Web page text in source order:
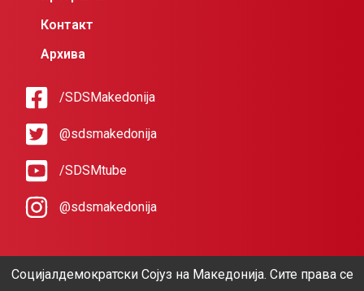
Контакт
Архива
/SDSMakedonija
@sdsmakedonija
/SDSMtube
@sdsmakedonija
Социјалдемократски Сојуз на Македонија. Сите права се